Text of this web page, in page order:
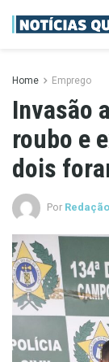
Home Emprego
Invasão
roubo e
dois
Por Redação